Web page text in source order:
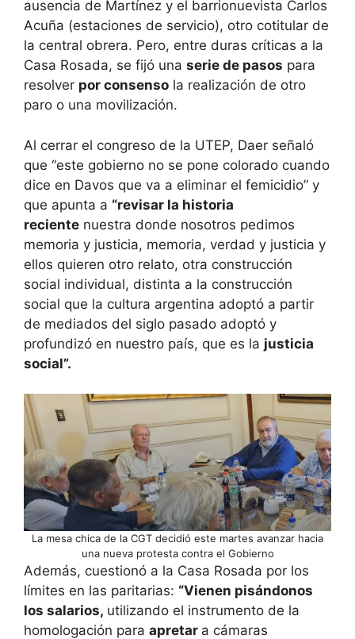
ausencia de Martínez y el barrionuevista Carlos
Acuña (estaciones de servicio), otro cotitular de
la central obrera. Pero, entre duras críticas a la
Casa Rosada, se fijó una serie de pasos para
resolver por consenso la realización de otro
paro o una movilización.
Al cerrar el congreso de la UTEP, Daer señaló
que “este gobierno no se pone colorado cuando
dice en Davos que va a eliminar el femicidio” y
que apunta a “revisar la historia
reciente nuestra donde nosotros pedimos
memoria y justicia, memoria, verdad y justicia y
ellos quieren otro relato, otra construcción
social individual, distinta a la construcción
social que la cultura argentina adoptó a partir
de mediados del siglo pasado adoptó y
profundizó en nuestro país, que es la justicia
social”.
La mesa chica de la CGT decidió este martes avanzar hacia
una nueva protesta contra el Gobierno
Además, cuestionó a la Casa Rosada por los
límites en las paritarias: “Vienen pisándonos
los salarios, utilizando el instrumento de la
homologación para apretar a cámaras